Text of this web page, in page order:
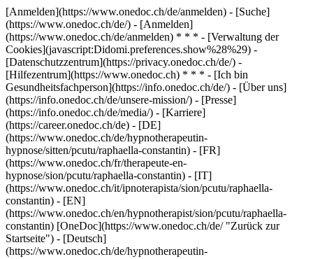
[Anmelden](https://www.onedoc.ch/de/anmelden) - [Suche]
(https://www.onedoc.ch/de/) - [Anmelden]
(https://www.onedoc.ch/de/anmelden) * * * - [Verwaltung der
Cookies](javascript:Didomi.preferences.show%28%29) -
[Datenschutzzentrum](https://privacy.onedoc.ch/de/) -
[Hilfezentrum](https://www.onedoc.ch) * * * - [Ich bin
Gesundheitsfachperson](https://info.onedoc.ch/de/) - [Über uns]
(https://info.onedoc.ch/de/unsere-mission/) - [Presse]
(https://info.onedoc.ch/de/media/) - [Karriere]
(https://career.onedoc.ch/de) - [DE]
(https://www.onedoc.ch/de/hypnotherapeutin-
hypnose/sitten/pcutu/raphaella-constantin) - [FR]
(https://www.onedoc.ch/fr/therapeute-en-
hypnose/sion/pcutu/raphaella-constantin) - [IT]
(https://www.onedoc.ch/it/ipnoterapista/sion/pcutu/raphaella-
constantin) - [EN]
(https://www.onedoc.ch/en/hypnotherapist/sion/pcutu/raphaella-
constantin) [OneDoc](https://www.onedoc.ch/de/ "Zurück zur
Startseite") - [Deutsch]
(https://www.onedoc.ch/de/hypnotherapeutin-